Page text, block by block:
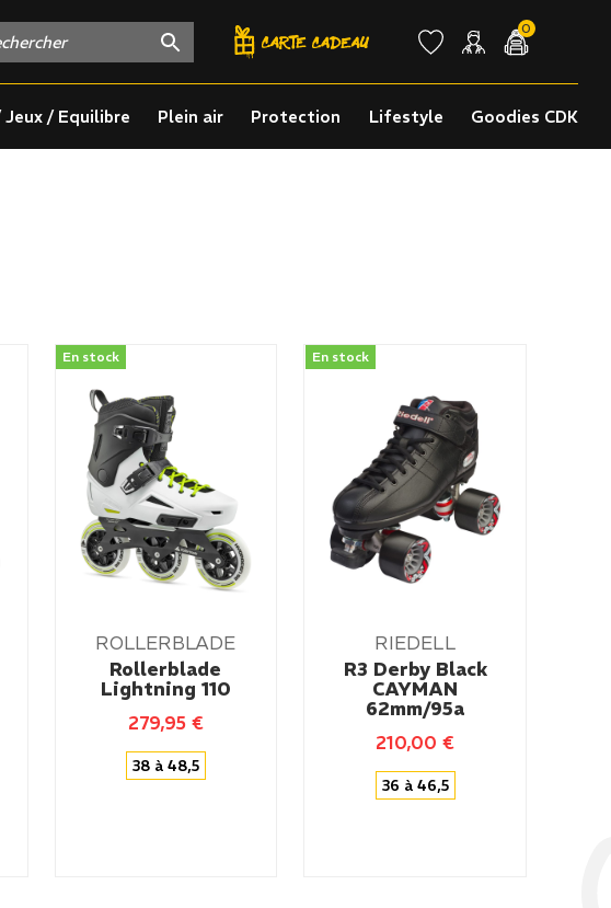
0
Jeux / Equilibre Plein air Protection Lifestyle Goodies CDK
En stock
ROLLERBLADE
Rollerblade
Lightning 110
279,95 €
38 à 48,5
En stock
RIEDELL
R3 Derby Black
CAYMAN
62mm/95a
210,00€
36 à 46,5